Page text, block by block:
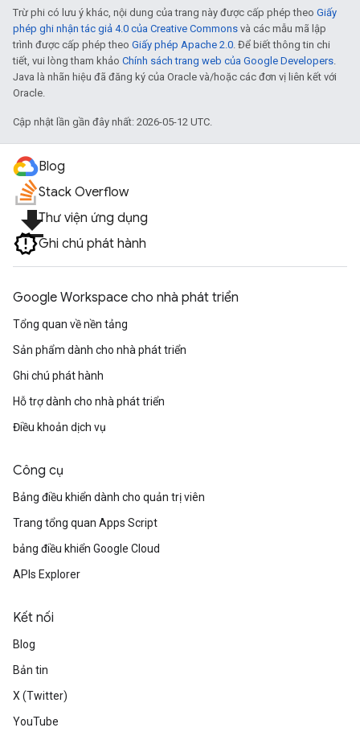
Trừ phi có lưu ý khác, nội dung của trang này được cấp phép theo Giấy
phép ghi nhận tác giả 4.0 của Creative Commons và các mẫu mã lập
trình được cấp phép theo Giấy phép Apache 2.0. Để biết thông tin chi
tiết, vui lòng tham khảo Chính sách trang web của Google Developers.
Java là nhãn hiệu đã đăng ký của Oracle và/hoặc các đơn vị liên kết với
Oracle.
Cập nhật lần gần đây nhất: 2026-05-12 UTC.
Blog
Stack Overflow
file_downloadThư viện ứng dụng
Ghi chú phát hành
Google Workspace cho nhà phát triển
Tổng quan về nền tảng
Sản phẩm dành cho nhà phát triển
Ghi chú phát hành
Hỗ trợ dành cho nhà phát triển
Điều khoản dịch vụ
Công cụ
Bảng điều khiển dành cho quản trị viên
Trang tổng quan Apps Script
bảng điều khiển Google Cloud
APIs Explorer
Kết nối
Blog
Bản tin
X (Twitter)
YouTube